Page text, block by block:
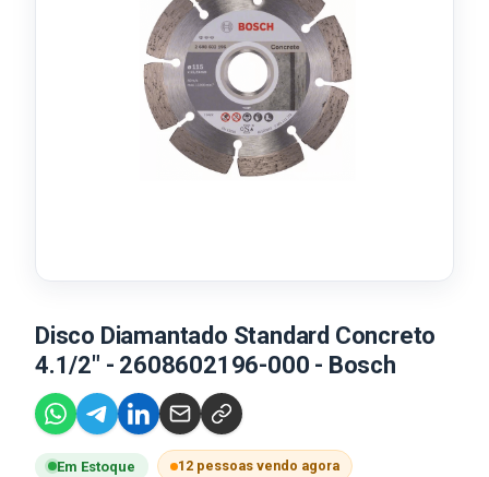
Disco Diamantado Standard Concreto
4.1/2" - 2608602196-000 - Bosch
Em Estoque 12 pessoas vendo agora